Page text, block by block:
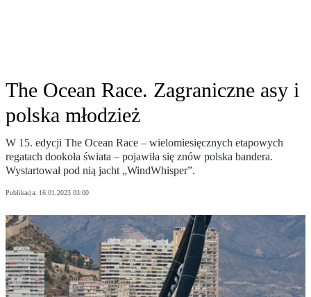
The Ocean Race. Zagraniczne asy i
polska młodzież
W 15. edycji The Ocean Race – wielomiesięcznych etapowych
regatach dookoła świata – pojawiła się znów polska bandera.
Wystartował pod nią jacht „WindWhisper”.
Publikacja: 16.01.2023 03:00